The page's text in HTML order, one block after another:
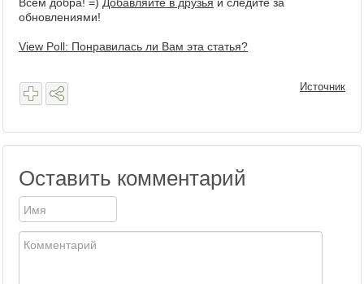
обновлениями!
View Poll: Понравилась ли Вам эта статья?
Источник
Оставить комментарий